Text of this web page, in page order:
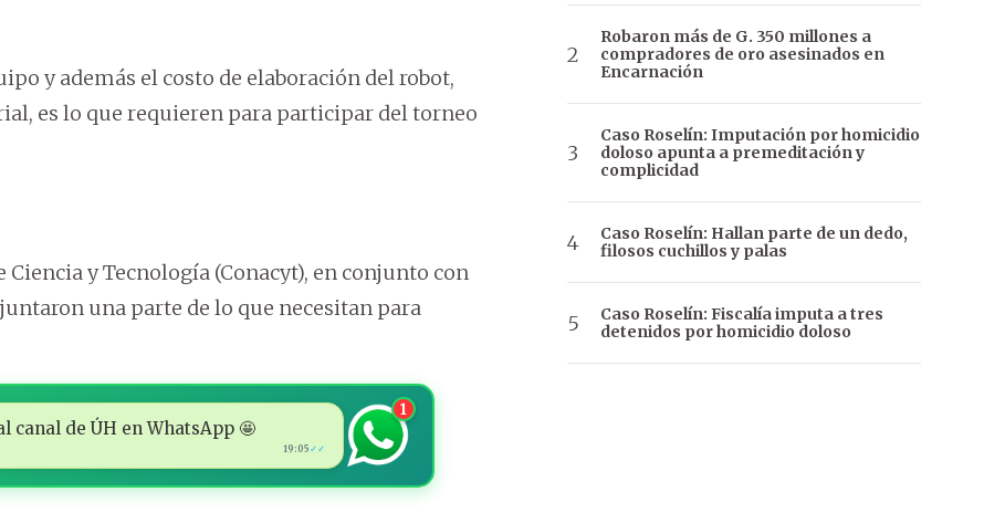
y además el costo de elaboración del robot,
es lo que requieren para participar del torneo
y Tecnología (Conacyt), en conjunto con
una parte de lo que necesitan para
canal de ÚH en WhatsApp 🤩
19:05 ✓✓
1
Robaron más de G. 350 millones a
compradores de oro asesinados en
Encarnación
Caso Roselín: Imputación por homicidio
doloso apunta a premeditación y
complicidad
Caso Roselín: Hallan parte de un dedo,
filosos cuchillos y palas
Caso Roselín: Fiscalía imputa a tres
detenidos por homicidio doloso